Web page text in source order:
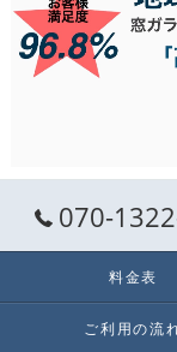
070-
料金表
ご利用の流